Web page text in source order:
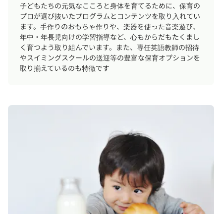
子どもたちの元気なこころと身体を育てるために、保育の
プロが選び抜いたプログラムとコンテンツを取り入れてい
ます。手作りのおもちゃ作りや、楽器を使った音楽遊び、
年中・年長児向けの学習指導など、心もからだもたくまし
く育つよう取り組んでいます。また、専任英語教師の招待
やスイミングスクールの送迎等の豊富な保育オプションを
取り揃えているのも特徴です